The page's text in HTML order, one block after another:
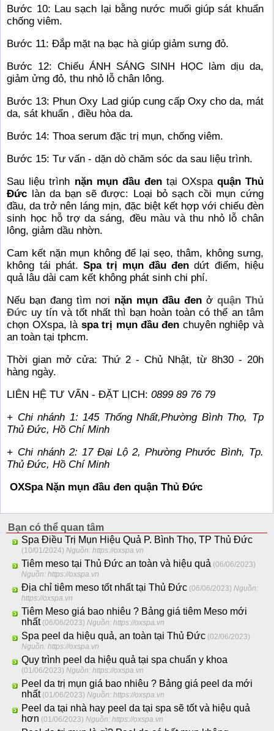
Bước 10: Lau sạch lại bằng nước muối giúp sát khuẩn
chống viêm.
Bước 11: Đắp mặt nạ bạc hà giúp giảm sưng đỏ.
Bước 12: Chiếu ÁNH SÁNG SINH HỌC làm dịu da,
giảm ửng đỏ, thu nhỏ lỗ chân lông.
Bước 13: Phun Oxy Lad giúp cung cấp Oxy cho da, mát
da, sát khuẩn , điều hòa da.
Bước 14: Thoa serum đặc trị mụn, chống viêm.
Bước 15: Tư vấn - dặn dò chăm sóc da sau liệu trình.
Sau liệu trình nặn mụn đầu đentại OXspaquận Thủ
Đức làn da bạn sẽ được: Loại bỏ sạch cồi mụn cứng
đầu, da trở nên láng mịn, đặc biệt kết hợp với chiếu đèn
sinh học hỗ trợ da sáng, đều màu và thu nhỏ lỗ chân
lông, giảm dầu nhờn.
Cam kết nặn mụn không để lại sẹo, thâm, không sưng,
không tái phát. Spa trị mụn đầu đendứt điểm, hiệu
quả lâu dài cam kết không phát sinh chi phí.
Nếu bạn đang tìm nơi nặn mụn đầu đen ở quận Thủ
Đức uy tín và tốt nhất thì bạn hoàn toàn có thể an tâm
chọn OXspa, là spa trị mụn đầu đen chuyên nghiệp và
an toàn tại tphcm.
Thời gian mở cửa: Thứ 2 - Chủ Nhật, từ 8h30 - 20h
hàng ngày.
LIÊN HỆ TƯ VẤN - ĐẶT LỊCH:0899 89 76 79
+ Chi nhánh 1: 145 Thống Nhất,Phường Bình Thọ, Tp
Thủ Đức, Hồ Chí Minh
+ Chi nhánh 2: 17 Đại Lộ 2, Phường Phước Bình, Tp.
Thủ Đức, Hồ Chí Minh
OXSpa Nặn mụn đầu đen quận Thủ Đức
Bạn có thể quan tâm
Spa Điều Trị Mụn Hiệu Quả P. Bình Thọ, TP Thủ Đức
(10/01/2024)Nguồn: https://oxspa.vn
Tiêm meso tại Thủ Đức an toàn và hiệu quả (06/06/2023)
Nguồn: https://oxspa.vn
Địa chỉ tiêm meso tốt nhất tại Thủ Đức (06/06/2023)Nguồn:
https://oxspa.vn
Tiêm Meso giá bao nhiêu ? Bảng giá tiêm Meso mới
nhất (06/06/2023)Nguồn: https://oxspa.vn
Spa peel da hiệu quả, an toàn tại Thủ Đức (02/06/2023)
Nguồn: https://oxspa.vn
Quy trình peel da hiệu quả tại spa chuẩn y khoa
(01/06/2023)Nguồn: https://oxspa.vn
Peel da trị mụn giá bao nhiêu ? Bảng giá peel da mới
nhất (01/06/2023)Nguồn: https://oxspa.vn
Peel da tại nhà hay peel da tại spa sẽ tốt và hiệu quả
hơn (01/06/2023)Nguồn: https://oxspa.vn